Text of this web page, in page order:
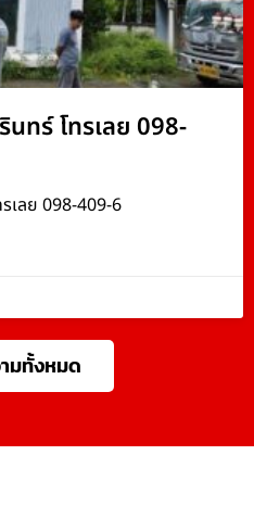
ทร์ โทรเลย 098-
เลย 098-409-6
มทั้งหมด